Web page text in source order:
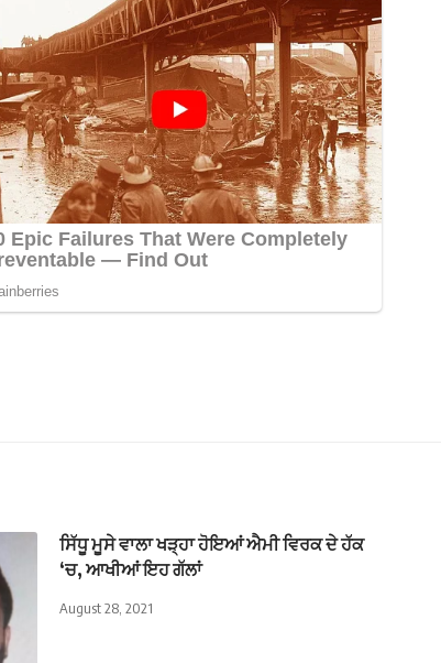
ਸਿੱਧੂ ਮੂਸੇ ਵਾਲਾ ਖੜ੍ਹਾ ਹੋਇਆਂ ਐਮੀ ਵਿਰਕ ਦੇ ਹੱਕ
‘ਚ, ਆਖੀਆਂ ਇਹ ਗੱਲਾਂ
August 28, 2021